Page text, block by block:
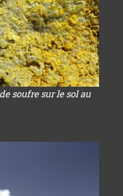
soufre sur le sol au